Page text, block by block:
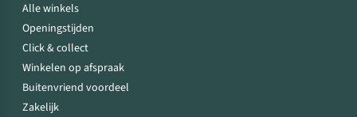
Alle winkels
Openingstijden
Click & collect
Winkelen op afspraak
Buitenvriend voordeel
Zakelijk